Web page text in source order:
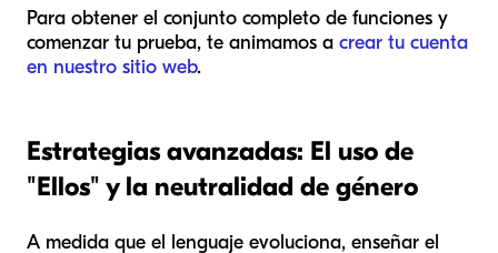
Para obtener el conjunto completo de funciones y
comenzar tu prueba, te animamos a crear tu cuenta
en nuestro sitio web.
Estrategias avanzadas: El uso de
"Ellos" y la neutralidad de género
A medida que el lenguaje evoluciona, enseñar el